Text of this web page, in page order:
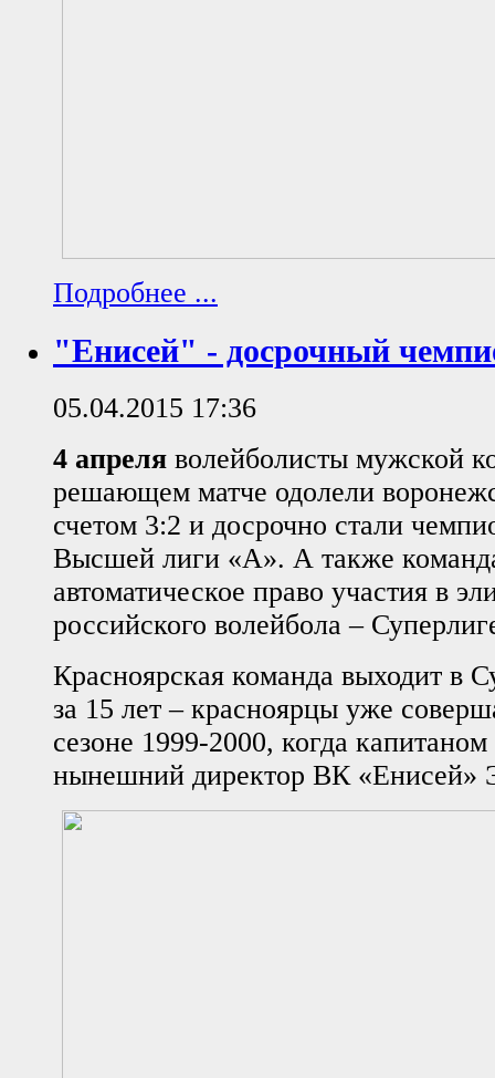
Подробнее ...
"Енисей" - досрочный
05.04.2015 17:36
4 апреля волейболисты мужской
решающем матче одолели
счетом 3:2 и досрочно стали
Высшей лиги «А». А также
автоматическое право участия в
российского волейбола –
Красноярская команда выходит в
за 15 лет – красноярцы уже
сезоне 1999-2000, когда
нынешний директор ВК «Енисей»